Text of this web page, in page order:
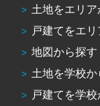
土地をエリア
戸建てをエ
地図から探す
土地を学校か
戸建てを学